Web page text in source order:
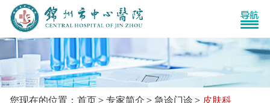
您现在的位置：首页 专家简介 急诊门诊 皮肤科